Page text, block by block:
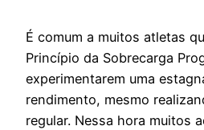
É comum a muitos atletas
Princípio da Sobrecarga
experimentarem uma
rendimento, mesmo
regular. Nessa hora muitos